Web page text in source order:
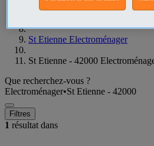
St Etienne Electroménager
St Etienne - 42000
Que recherchez-vous ?
Electroménager•St Etienne - 42000
Filtres
1 résultat dans